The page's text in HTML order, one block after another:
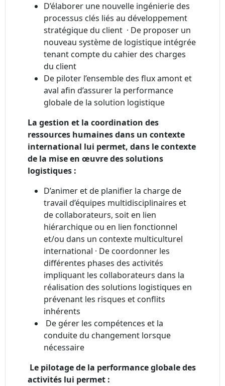
D’élaborer une nouvelle ingénierie des
processus clés liés au développement
stratégique du client · De proposer un
nouveau système de logistique intégrée
tenant compte du cahier des charges
du client
De piloter l’ensemble des flux amont et
aval afin d’assurer la performance
globale de la solution logistique
La gestion et la coordination des
ressources humaines dans un contexte
international lui permet, dans le contexte
de la mise en œuvre des solutions
logistiques :
D’animer et de planifier la charge de
travail d’équipes multidisciplinaires et
de collaborateurs, soit en lien
hiérarchique ou en lien fonctionnel
et/ou dans un contexte multiculturel
international · De coordonner les
différentes phases des activités
impliquant les collaborateurs dans la
réalisation des solutions logistiques en
prévenant les risques et conflits
inhérents
De gérer les compétences et la
conduite du changement lorsque
nécessaire
Le pilotage de la performance globale des
activités lui permet :